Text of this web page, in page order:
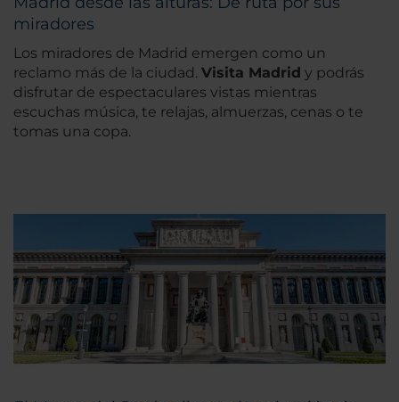
miradores
Los miradores de Madrid emergen como un
reclamo más de la ciudad. Visita Madrid y podrás
disfrutar de espectaculares vistas mientras
escuchas música, te relajas, almuerzas, cenas o te
tomas una copa.